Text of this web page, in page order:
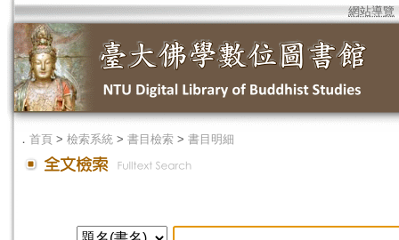
網站導覽
． 首頁 > 檢索系統 > 書目檢索 > 書目明細